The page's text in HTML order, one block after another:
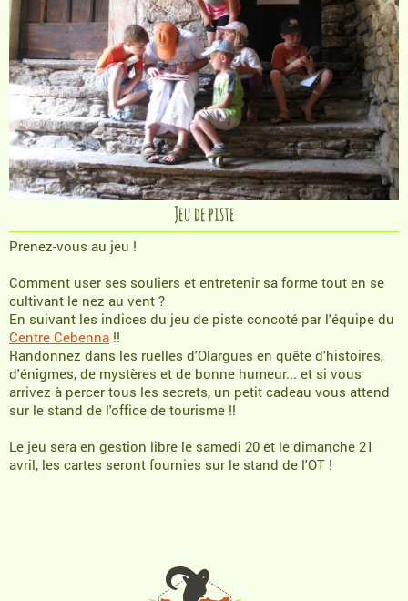
Jeu de piste
Prenez-vous au jeu !
Comment user ses souliers et entretenir sa forme tout en se
cultivant le nez au vent ?
En suivant les indices du jeu de piste concoté par l'équipe du
Centre Cebenna !!
Randonnez dans les ruelles d'Olargues en quête d'histoires,
d'énigmes, de mystères et de bonne humeur... et si vous
arrivez à percer tous les secrets, un petit cadeau vous attend
sur le stand de l'office de tourisme !!
Le jeu sera en gestion libre le samedi 20 et le dimanche 21
avril, les cartes seront fournies sur le stand de l'OT !